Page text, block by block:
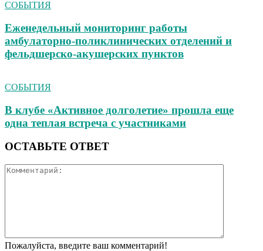
СОБЫТИЯ
Еженедельный мониторинг работы
амбулаторно‑поликлинических отделений и
фельдшерско‑акушерских пунктов
СОБЫТИЯ
В клубе «Активное долголетие» прошла еще
одна теплая встреча с участниками
ОСТАВЬТЕ ОТВЕТ
Пожалуйста, введите ваш комментарий!